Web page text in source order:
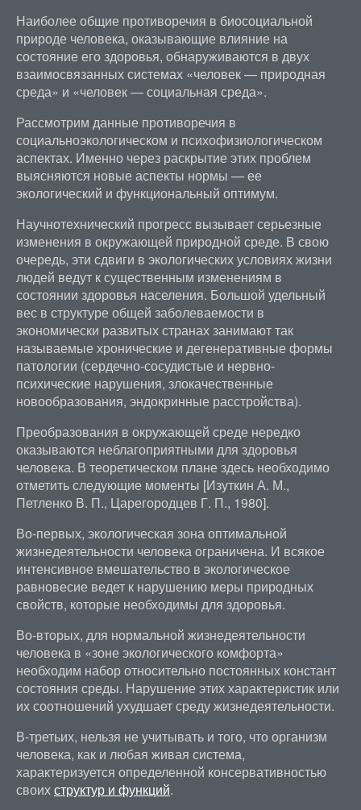
Наиболее общие противоречия в биосоциальной
природе человека, оказывающие влияние на
состояние его здоровья, обнаруживаются в двух
взаимосвязанных системах «человек — природная
среда» и «человек — социальная среда».
Рассмотрим данные противоречия в
социальноэкологическом и психофизиологическом
аспектах. Именно через раскрытие этих проблем
выясняются новые аспекты нормы — ее
экологический и функциональный оптимум.
Научнотехнический прогресс вызывает серьезные
изменения в окружающей природной среде. В свою
очередь, эти сдвиги в экологических условиях жизни
людей ведут к существенным изменениям в
состоянии здоровья населения. Большой удельный
вес в структуре общей заболеваемости в
экономически развитых странах занимают так
называемые хронические и дегенеративные формы
патологии (сердечно-сосудистые и нервно-
психические нарушения, злокачественные
новообразования, эндокринные расстройства).
Преобразования в окружающей среде нередко
оказываются неблагоприятными для здоровья
человека. В теоретическом плане здесь необходимо
отметить следующие моменты [Изуткин А. М.,
Петленко В. П., Царегородцев Г. П., 1980].
Во-первых, экологическая зона оптимальной
жизнедеятельности человека ограничена. И всякое
интенсивное вмешательство в экологическое
равновесие ведет к нарушению меры природных
свойств, которые необходимы для здоровья.
Во-вторых, для нормальной жизнедеятельности
человека в «зоне экологического комфорта»
необходим набор относительно постоянных констант
состояния среды. Нарушение этих характеристик или
их соотношений ухудшает среду жизнедеятельности.
В-третьих, нельзя не учитывать и того, что организм
человека, как и любая живая система,
характеризуется определенной консервативностью
своихструктур и функций.